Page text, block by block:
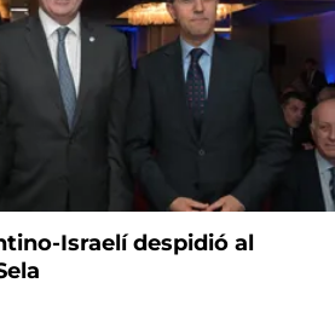
Israelí despidió al